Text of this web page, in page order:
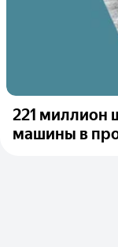
221 миллион
машины в